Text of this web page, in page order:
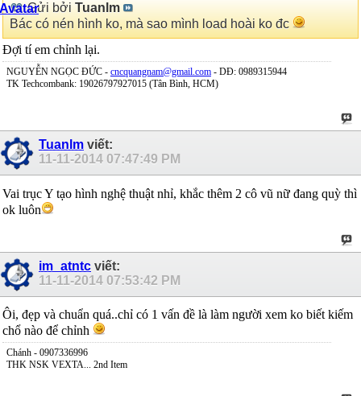
Gửi bởi Tuanlm
Bác có nén hình ko, mà sao mình load hoài ko đc
Đợi tí em chỉnh lại.
NGUYỄN NGỌC ĐỨC - cncquangnam@gmail.com - DĐ: 0989315944
TK Techcombank: 19026797927015 (Tân Bình, HCM)
Tuanlm viết:
11-11-2014 07:47:49 PM
Vai trục Y tạo hình nghệ thuật nhỉ, khắc thêm 2 cô vũ nữ đang quỳ thì
ok luôn
im_atntc viết:
11-11-2014 07:53:42 PM
Ôi, đẹp và chuẩn quá..chỉ có 1 vấn đề là làm người xem ko biết kiếm
chổ nào để chỉnh
Chánh - 0907336996
THK NSK VEXTA... 2nd Item